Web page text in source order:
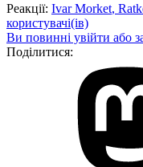
Реакції: Ivar Morket,
користувачі(ів)
Ви повинні увійти або
Поділитися: